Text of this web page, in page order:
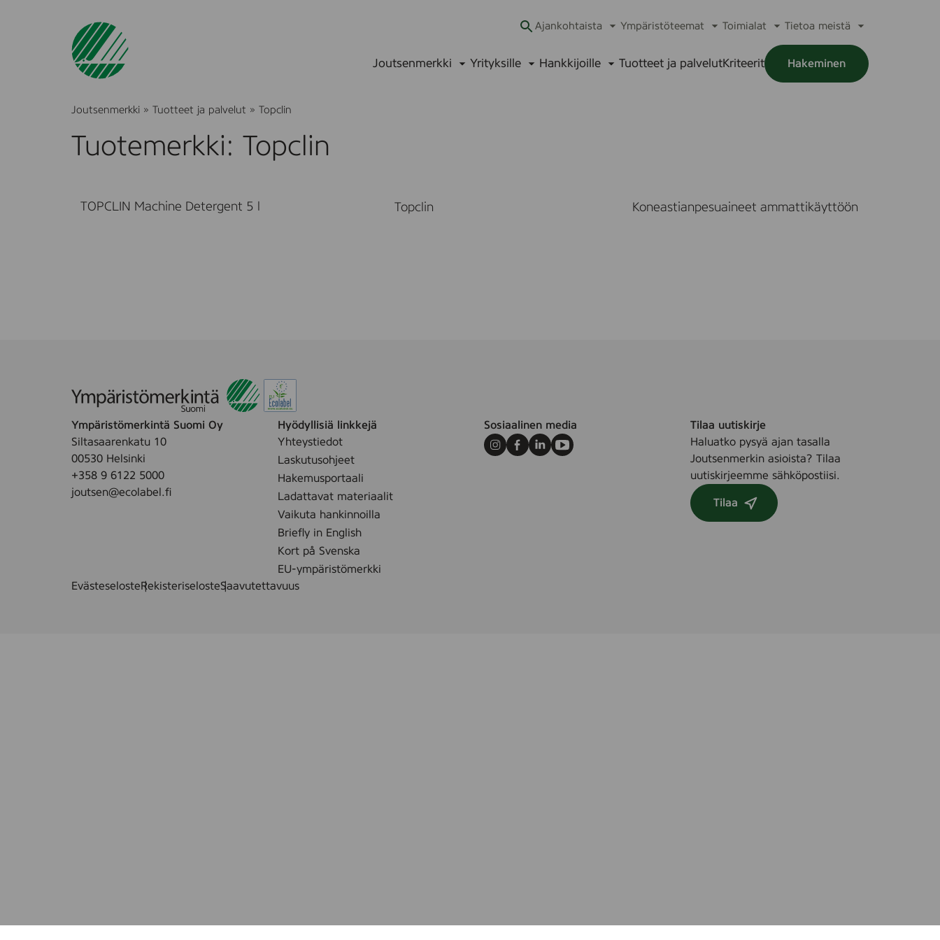
Ajankohtaista Ympäristöteemat Toimialat
alavalikko
Tietoa meistä
alavalikko
Joutsenmerkki Yrityksille Hankkijoille Tuotteet ja palvelutKriteerit Hakeminen
Joutsenmerkki » Tuotteet ja palvelut » Topclin
Tuotemerkki: Topclin
TOPCLIN Machine Detergent 5 l Topclin Koneastianpesuaineet ammattikäyttöön
Ympäristömerkintä Suomi Oy
Siltasaarenkatu 10
00530 Helsinki
+358 9 6122 5000
joutsen@ecolabel.fi
Hyödyllisiä linkkejä
Yhteystiedot
Laskutusohjeet
Hakemusportaali
Ladattavat materiaalit
Vaikuta hankinnoilla
Briefly in English
Kort på Svenska
EU-ympäristömerkki
Sosiaalinen media
Instagram
Facebook
LinkedInYoutube
Tilaa uutiskirje
Haluatko pysyä ajan tasalla
Joutsenmerkin asioista? Tilaa
uutiskirjeemme sähköpostiisi.
Tilaa
EvästeselosteRekisteriselosteSaavutettavuus